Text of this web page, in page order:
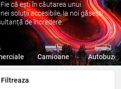
că ești în căutarea unui
soluții accesibile, la noi găsești
de încredere.
Camioane Autobuze
Filtreaza